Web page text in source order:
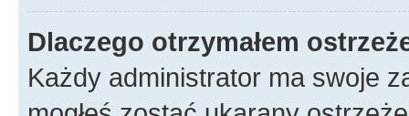
Dlaczego otrzymałem
Każdy administrator ma swoje